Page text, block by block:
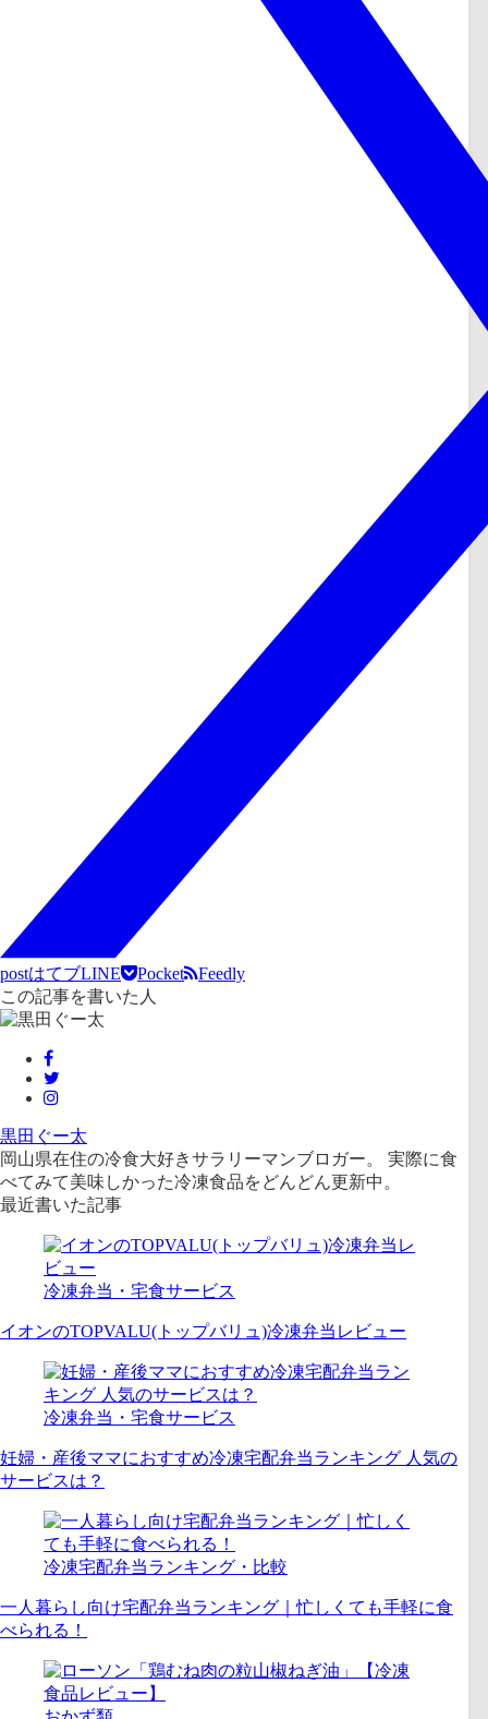
postはてブLINE Pocket
Feedly
この記事を書いた人
黒田ぐー太
岡山県在住の冷食大好きサラリーマンブロガー。 実際に食
べてみて美味しかった冷凍食品をどんどん更新中。
最近書いた記事
冷凍弁当・宅食サービス
イオンのTOPVALU(トップバリュ)冷凍弁当レビュー
冷凍弁当・宅食サービス
妊婦・産後ママにおすすめ冷凍宅配弁当ランキング 人気の
サービスは？
冷凍宅配弁当ランキング・比較
一人暮らし向け宅配弁当ランキング｜忙しくても手軽に食
べられる！